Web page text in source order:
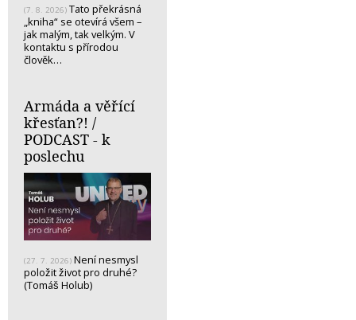
(7. 8. 2026) Tato překrásná
„kniha“ se otevírá všem –
jak malým, tak velkým. V
kontaktu s přírodou
člověk…
Armáda a věřící
křesťan?! /
PODCAST - k
poslechu
(27. 7. 2026) Není nesmysl
položit život pro druhé?
(Tomáš Holub)